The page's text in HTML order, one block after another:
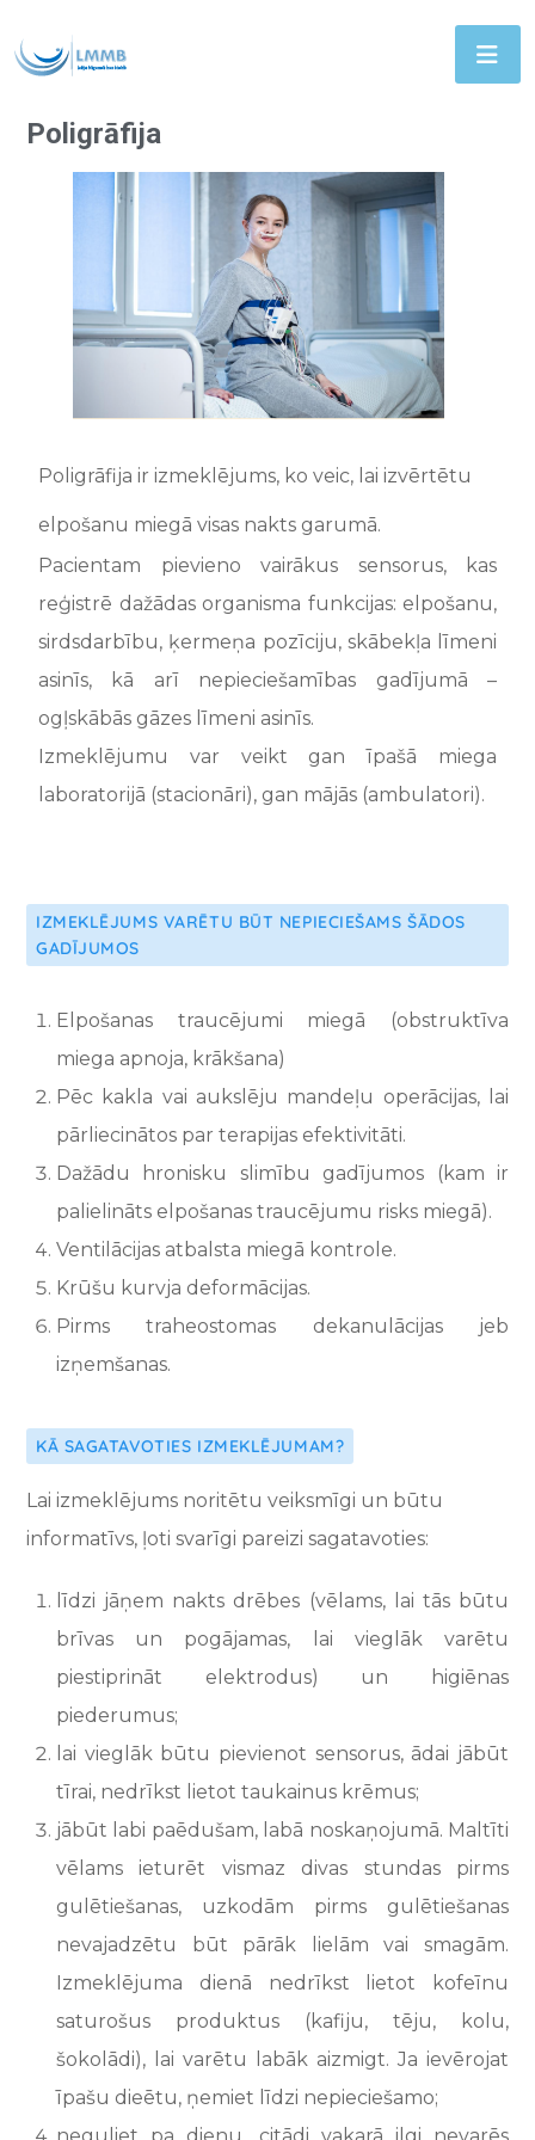
Poligrāfija
Poligrāfija ir izmeklējums, ko veic, lai izvērtētu
elpošanu miegā visas nakts garumā.
Pacientam pievieno vairākus sensorus, kas
reģistrē dažādas organisma funkcijas: elpošanu,
sirdsdarbību, ķermeņa pozīciju, skābekļa līmeni
asinīs, kā arī nepieciešamības gadījumā –
ogļskābās gāzes līmeni asinīs.
Izmeklējumu var veikt gan īpašā miega
laboratorijā (stacionāri), gan mājās (ambulatori).
IZMEKLĒJUMS VARĒTU BŪT NEPIECIEŠAMS ŠĀDOS
GADĪJUMOS
Elpošanas traucējumi miegā (obstruktīva
miega apnoja, krākšana)
Pēc kakla vai aukslēju mandeļu operācijas, lai
pārliecinātos par terapijas efektivitāti.
Dažādu hronisku slimību gadījumos (kam ir
palielināts elpošanas traucējumu risks miegā).
Ventilācijas atbalsta miegā kontrole.
Krūšu kurvja deformācijas.
Pirmstraheostomas dekanulācijas jeb
izņemšanas.
KĀ SAGATAVOTIES IZMEKLĒJUMAM?
Lai izmeklējums noritētu veiksmīgi un būtu
informatīvs, ļoti svarīgi pareizi sagatavoties:
līdzi jāņem nakts drēbes (vēlams, lai tās būtu
brīvas un pogājamas, lai vieglāk varētu
piestiprināt elektrodus) un higiēnas
piederumus;
lai vieglāk būtu pievienot sensorus, ādai jābūt
tīrai, nedrīkst lietot taukainus krēmus;
jābūt labi paēdušam, labā noskaņojumā. Maltīti
vēlams ieturēt vismaz divas stundas pirms
gulētiešanas, uzkodām pirms gulētiešanas
nevajadzētu būt pārāk lielām vai smagām.
Izmeklējuma dienā nedrīkst lietot kofeīnu
saturošus produktus (kafiju, tēju, kolu,
šokolādi), lai varētu labāk aizmigt. Ja ievērojat
īpašu dieētu, ņemiet līdzi nepieciešamo;